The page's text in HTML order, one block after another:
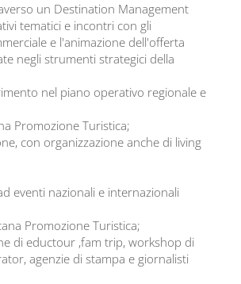
un Destination Management
tematici e incontri con gli
e l'animazione dell'offerta
negli strumenti strategici della
nel piano operativo regionale e
Promozione Turistica;
con organizzazione anche di living
eventi nazionali e internazionali
Promozione Turistica;
di eductour ,fam trip, workshop di
agenzie di stampa e giornalisti